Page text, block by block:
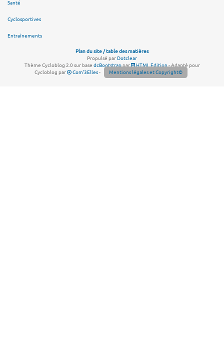
Santé
Cyclosportives
Entraînements
Plan du site / table des matières
Propulsé parDotclear
Thème Cycloblog 2.0 sur base dcBootstrappar HTML Edition- Adapté pour
Cycloblog par
Com'3Elles- Mentions légales et Copyright©